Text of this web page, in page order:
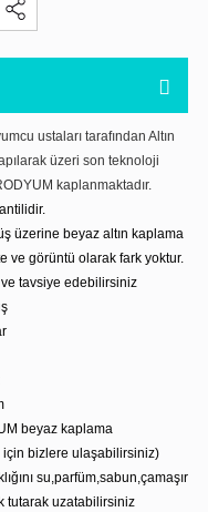
ustaları tarafından Altın
üzeri son teknoloji
kaplanmaktadır.
üzerine beyaz altın kaplama
ve görüntü olarak fark yoktur.
tavsiye edebilirsiniz
beyaz kaplama
için bizlere ulaşabilirsiniz)
su,parfüm,sabun,çamaşır
tutarak uzatabilirsiniz